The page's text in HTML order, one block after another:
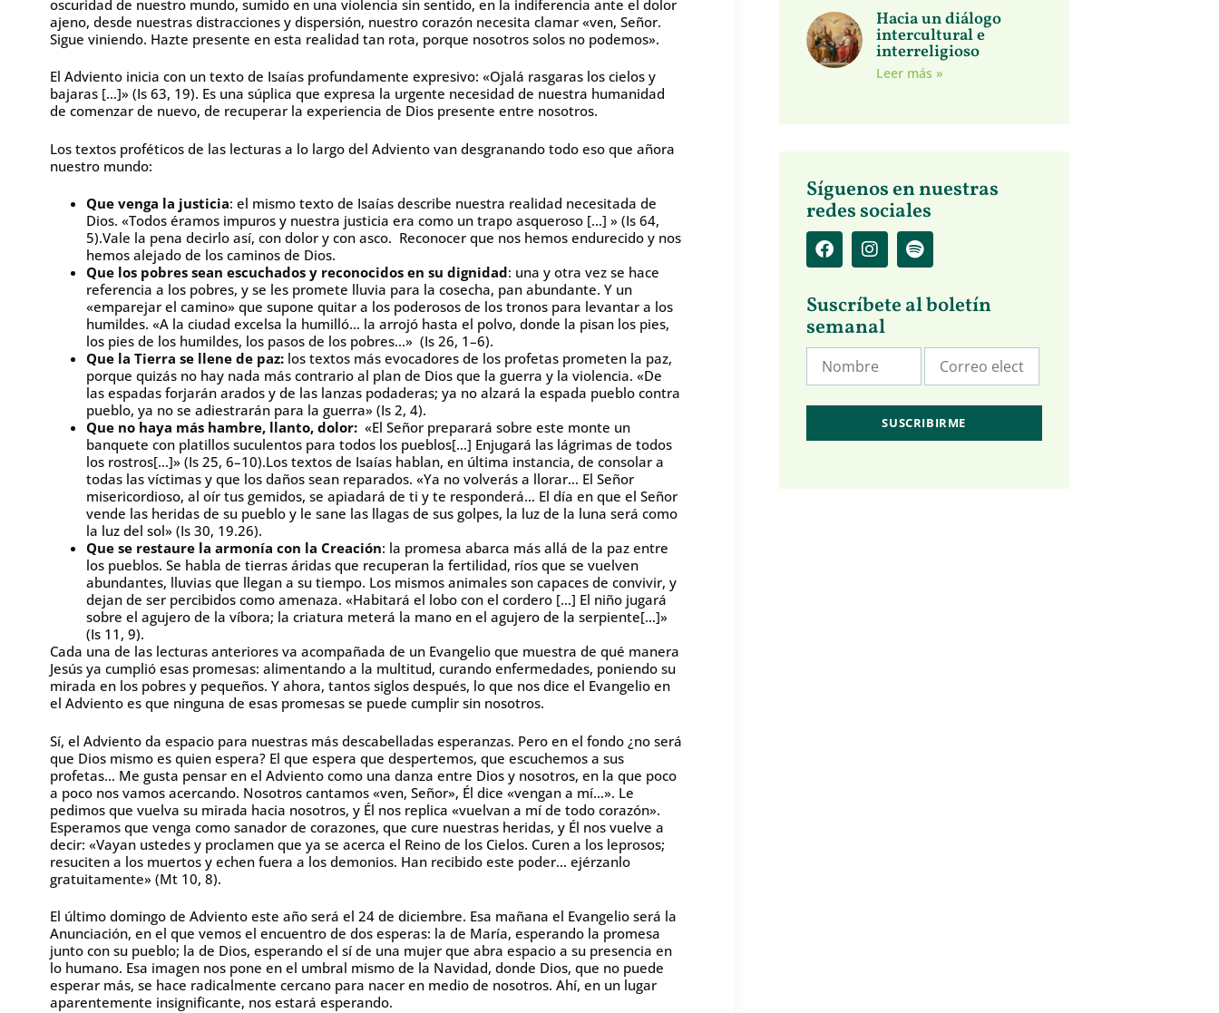
oscuridad de nuestro mundo, sumido en una violencia sin sentido, en la indiferencia ante el dolor
ajeno, desde nuestras distracciones y dispersión, nuestro corazón necesita clamar «ven, Señor.
Sigue viniendo. Hazte presente en esta realidad tan rota, porque nosotros solos no podemos».
El Adviento inicia con un texto de Isaías profundamente expresivo: «Ojalá rasgaras los cielos y
bajaras […]» (Is 63, 19). Es una súplica que expresa la urgente necesidad de nuestra humanidad
de comenzar de nuevo, de recuperar la experiencia de Dios presente entre nosotros.
Los textos proféticos de las lecturas a lo largo del Adviento van desgranando todo eso que añora
nuestro mundo:
Que venga la justicia: el mismo texto de Isaías describe nuestra realidad necesitada de
Dios. «Todos éramos impuros y nuestra justicia era como un trapo asqueroso […] » (Is 64,
5).Vale la pena decirlo así, con dolor y con asco. Reconocer que nos hemos endurecido y nos
hemos alejado de los caminos de Dios.
Que los pobres sean escuchados y reconocidos en su dignidad: una y otra vez se hace
referencia a los pobres, y se les promete lluvia para la cosecha, pan abundante. Y un
«emparejar el camino» que supone quitar a los poderosos de los tronos para levantar a los
humildes. «A la ciudad excelsa la humilló… la arrojó hasta el polvo, donde la pisan los pies,
los pies de los humildes, los pasos de los pobres…» (Is 26, 1–6).
Que la Tierra se llene de paz: los textos más evocadores de los profetas prometen la paz,
porque quizás no hay nada más contrario al plan de Dios que la guerra y la violencia. «De
las espadas forjarán arados y de las lanzas podaderas; ya no alzará la espada pueblo contra
pueblo, ya no se adiestrarán para la guerra» (Is 2, 4).
Que no haya más hambre, llanto, dolor: «El Señor preparará sobre este monte un
banquete con platillos suculentos para todos los pueblos[…] Enjugará las lágrimas de todos
los rostros[…]» (Is 25, 6–10).Los textos de Isaías hablan, en última instancia, de consolar a
todas las víctimas y que los daños sean reparados. «Ya no volverás a llorar… El Señor
misericordioso, al oír tus gemidos, se apiadará de ti y te responderá… El día en que el Señor
vende las heridas de su pueblo y le sane las llagas de sus golpes, la luz de la luna será como
la luz del sol» (Is 30, 19.26).
Que se restaure la armonía con la Creación: la promesa abarca más allá de la paz entre
los pueblos. Se habla de tierras áridas que recuperan la fertilidad, ríos que se vuelven
abundantes, lluvias que llegan a su tiempo. Los mismos animales son capaces de convivir, y
dejan de ser percibidos como amenaza. «Habitará el lobo con el cordero […] El niño jugará
sobre el agujero de la víbora; la criatura meterá la mano en el agujero de la serpiente[…]»
(Is 11, 9).
Cada una de las lecturas anteriores va acompañada de un Evangelio que muestra de qué manera
Jesús ya cumplió esas promesas: alimentando a la multitud, curando enfermedades, poniendo su
mirada en los pobres y pequeños. Y ahora, tantos siglos después, lo que nos dice el Evangelio en
el Adviento es que ninguna de esas promesas se puede cumplir sin nosotros.
Sí, el Adviento da espacio para nuestras más descabelladas esperanzas. Pero en el fondo ¿no será
que Dios mismo es quien espera? El que espera que despertemos, que escuchemos a sus
profetas… Me gusta pensar en el Adviento como una danza entre Dios y nosotros, en la que poco
a poco nos vamos acercando. Nosotros cantamos «ven, Señor», Él dice «vengan a mí…». Le
pedimos que vuelva su mirada hacia nosotros, y Él nos replica «vuelvan a mí de todo corazón».
Esperamos que venga como sanador de corazones, que cure nuestras heridas, y Él nos vuelve a
decir: «Vayan ustedes y proclamen que ya se acerca el Reino de los Cielos. Curen a los leprosos;
resuciten a los muertos y echen fuera a los demonios. Han recibido este poder… ejérzanlo
gratuitamente» (Mt 10, 8).
El último domingo de Adviento este año será el 24 de diciembre. Esa mañana el Evangelio será la
Anunciación, en el que vemos el encuentro de dos esperas: la de María, esperando la promesa
junto con su pueblo; la de Dios, esperando el sí de una mujer que abra espacio a su presencia en
lo humano. Esa imagen nos pone en el umbral mismo de la Navidad, donde Dios, que no puede
esperar más, se hace radicalmente cercano para nacer en medio de nosotros. Ahí, en un lugar
aparentemente insignificante, nos estará esperando.
Hacia un diálogo
intercultural e
interreligioso
Leer más »
Síguenos en nuestras
redes sociales
Suscríbete al boletín
semanal